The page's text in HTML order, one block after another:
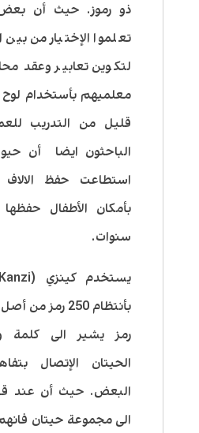
ذو رموز. حيث أن
لتكوين تعابير وعقد
معلميهم بأستخدام لوح
قليل من التدريب
الباحثون ايضا أن
استطاعت حفظ الالاف
سنوات.
رمز يشير الى كلمة
الحيتان الإتصال
البعض. حيث أن عند
الى مجموعة حيتان